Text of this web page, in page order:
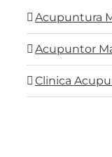
Acupuntura
Acupuntor
Clinica